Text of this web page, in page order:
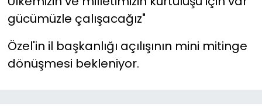
gücümüzle çalışacağız"
Özel'in il başkanlığı açılışının mini mitinge
dönüşmesi bekleniyor.